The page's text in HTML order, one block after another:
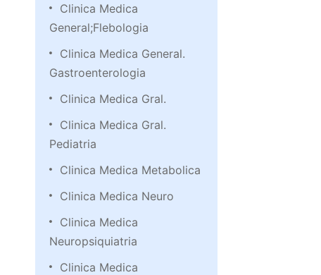
Clinica Medica
General;Flebologia
Clinica Medica General.
Gastroenterologia
Clinica Medica Gral.
Clinica Medica Gral.
Pediatria
Clinica Medica Metabolica
Clinica Medica Neuro
Clinica Medica
Neuropsiquiatria
Clinica Medica